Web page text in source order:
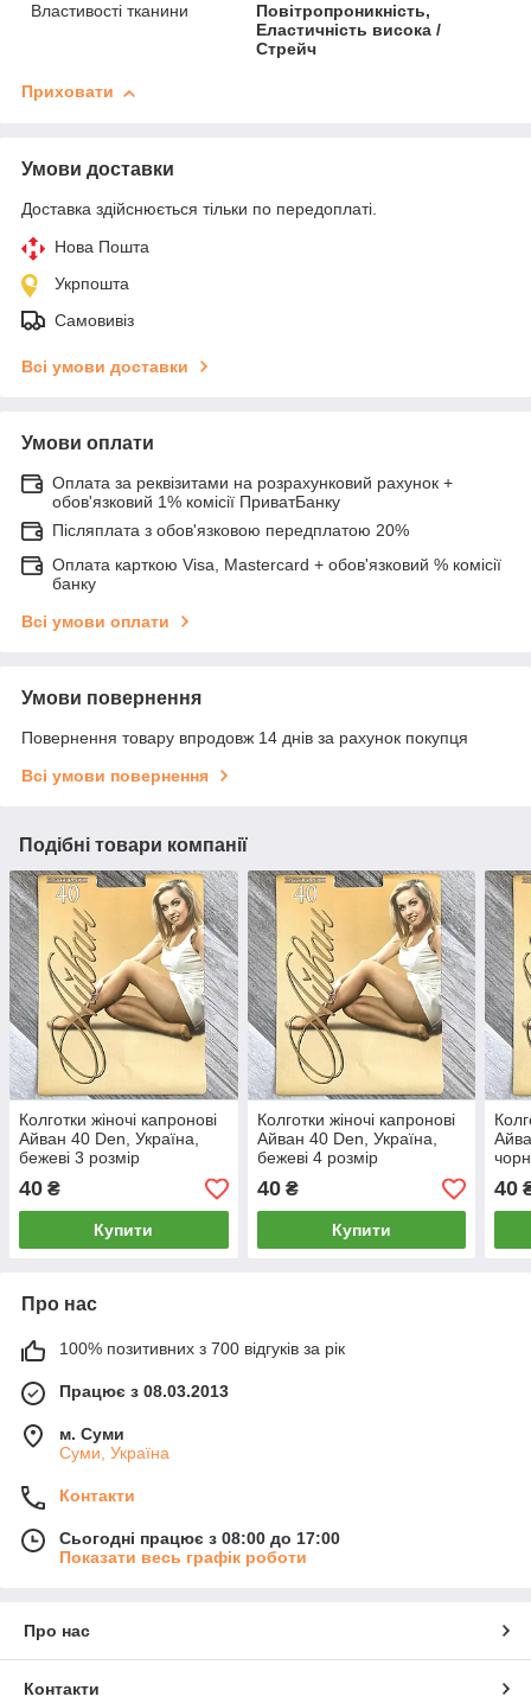
Властивості тканини
Повітропроникність,
Еластичність висока /
Стрейч
Приховати
Умови доставки
Доставка здійснюється тільки по передоплаті.
Нова Пошта
Укрпошта
Самовивіз
Всі умови доставки
Умови оплати
Оплата за реквізитами на розрахунковий рахунок +
обов'язковий 1% комісії ПриватБанку
Післяплата з обов'язковою передплатою 20%
Оплата карткою Visa, Mastercard + обов'язковий % комісії
банку
Всі умови оплати
Умови повернення
Повернення товару впродовж 14 днів за рахунок покупця
Всі умови повернення
Подібні товари компанії
Колготки жіночі капронові
Айван 40 Den, Україна,
бежеві 3 розмір
40 ₴
Купити
Колготки жіночі капронові
Айван 40 Den, Україна,
бежеві 4 розмір
40₴
Купити
40
Про нас
100% позитивних з 700 відгуків за рік
Працює з 08.03.2013
м. Суми
Суми, Україна
Контакти
Сьогодні працює з 08:00 до 17:00
Показати весь графік роботи
Про нас
Контакти